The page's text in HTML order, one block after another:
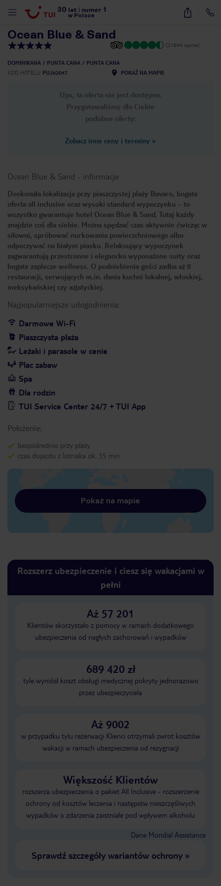
30 lat numer 1
w Polsce
28
Ocean Blue & Sand
(21844 opinie)
DOMINIKANA PUNTA CANA
PUNTA CANA
KOD HOTELU PUJ62047 POKAŻ NA MAPIE
Ups, ta oferta nie jest dostępna.
Przygotowaliśmy dla Ciebie
podobne oferty:
Zobacz inne ceny i terminy »
Ocean Blue & Sand - informacje
Doskonała lokalizacja przy piaszczystej plaży Bavaro, bogata
oferta all inclusive oraz wysoki standard wypoczynku – to
wszystko gwarantuje hotel Ocean Blue & Sand. Tutaj każdy
znajdzie coś dla siebie. Można spędzać czas aktywnie ćwicząc w
siłowni, spróbować nurkowania powierzchniowego albo
odpoczywać na białym piasku. Relaksujący wypoczynek
zagwarantują przestronne i elegancko wyposażone suity oraz
bogate zaplecze wellness. O podniebienia gości zadba aż 8
restauracji, serwujących m.in. dania kuchni lokalnej, włoskiej,
meksykańskiej czy azjatyckiej.
Najpopularniejsze udogodnienia:
Darmowe Wi-Fi
Piaszczysta plaża
Leżaki i parasole w cenie
Plac zabaw
Spa
Dla rodzin
TUI Service Center 24/7 + TUI App
Położenie:
bezpośrednio przy plaży
czas dojazdu z lotniska ok. 35 min
Pokaż na mapie
Rozszerz ubezpieczenie i ciesz się wakacjami w
pełni
Aż 57 201
Klientów skorzystało z pomocy w ramach dodatkowego
ubezpieczenia od nagłych zachorowań i wypadków
689 420 zł
tyle wyniósł koszt obsługi medycznej pokryty jednorazowo
przez ubezpieczyciela
Aż 9002
w przypadku tylu rezerwacji Klienci otrzymali zwrot kosztów
wakacji w ramach ubezpieczenia od rezygnacji
Większość Klientów
rozszerza ubezpieczenia o pakiet All Inclusive - rozszerzenie
ochrony od kosztów leczenia i następstw nieszczęśliwych
wypadków o zdarzenia zaistniałe pod wpływem alkoholu
Dane Mondial Assistance
Sprawdź szczegóły wariantów ochrony»